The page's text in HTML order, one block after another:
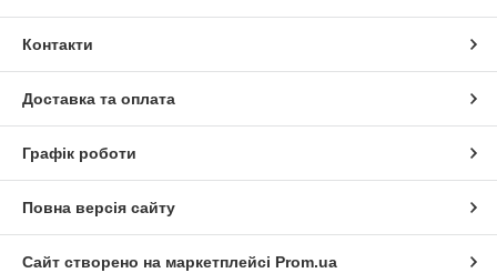
Контакти
Доставка та оплата
Графік роботи
Повна версія сайту
Сайт створено на маркетплейсі Prom.ua